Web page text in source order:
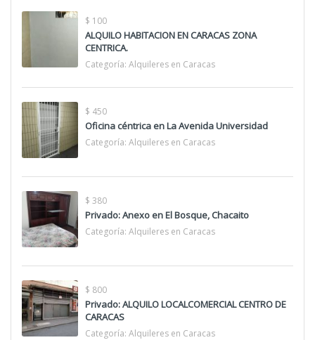
$ 100
ALQUILO HABITACION EN CARACAS ZONA
CENTRICA.
Categoría: Alquileres en Caracas
$ 450
Oficina céntrica en La Avenida Universidad
Categoría: Alquileres en Caracas
$ 380
Privado: Anexo en El Bosque, Chacaito
Categoría: Alquileres en Caracas
$ 800
Privado: ALQUILO LOCALCOMERCIAL CENTRO DE
CARACAS
Categoría: Alquileres en Caracas